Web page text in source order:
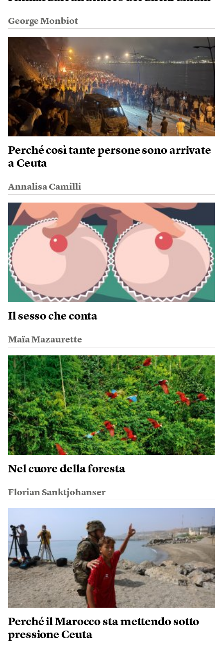
George Monbiot
Perché così tante persone sono arrivate
a Ceuta
Annalisa Camilli
Il sesso che conta
Maïa Mazaurette
Nel cuore della foresta
Florian Sanktjohanser
Perché il Marocco sta mettendo sotto
pressione Ceuta